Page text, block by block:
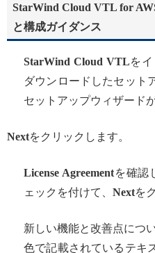
StarWind Cloud VTL for
と構成ガイダンス
StarWind Cloud VTLを
ダウンロードしたセット
セットアップウィザード
Nextをクリックします。
License Agreementを確認
ェックを付けて、 Nextを
新しい機能と改善点につ
色で記載されているテキ